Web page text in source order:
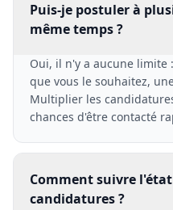
Puis-je postuler à
même temps ?
Oui, il n'y a aucune limite
que vous le souhaitez,
Multiplier les
chances d'être contacté
Comment suivre
candidatures ?